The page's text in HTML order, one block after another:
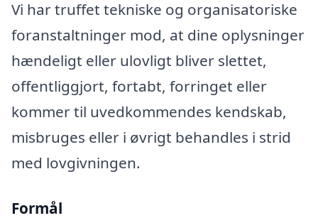
Vi har truffet tekniske og organisatoriske
foranstaltninger mod, at dine oplysninger
hændeligt eller ulovligt bliver slettet,
offentliggjort, fortabt, forringet eller
kommer til uvedkommendes kendskab,
misbruges eller i øvrigt behandles i strid
med lovgivningen.
Formål